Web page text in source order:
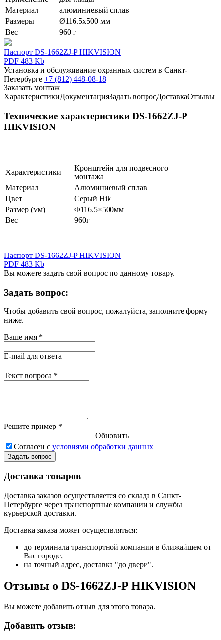
Материал
алюминиевый сплав
Размеры
Ø116.5х500 мм
Вес
960 г
Паспорт DS-1662ZJ-P HIKVISION
PDF 483 Kb
Установка и обслуживание охранных систем в Санкт-
Петербурге +7 (812) 448-08-18
Заказать монтаж
ХарактеристикиДокументацияЗадать вопросДоставкаОтзывы
Технические характеристики DS-1662ZJ-P
HIKVISION
Характеристики
Кронштейн для подвесного
монтажа
Материал
Алюминиевый сплав
Цвет
Серый Hik
Размер (мм)
Φ116.5×500мм
Вес
960г
Паспорт DS-1662ZJ-P HIKVISION
PDF 483 Kb
Вы можете задать свой вопрос по данному товару.
Задать вопрос:
Чтобы добавить свой вопрос, пожалуйста, заполните форму
ниже.
Ваше имя *
E-mail для ответа
Текст вопроса *
Решите пример *
Обновить
Согласен с условиями обработки данных
Задать вопрос
Доставка товаров
Доставка заказов осуществляется со склада в Санкт-
Петербурге через транспортные компании и службы
курьерской доставки.
Доставка заказа может осуществляться:
до терминала транспортной компании в ближайшем от
Вас городе;
на точный адрес, доставка "до двери".
Отзывы о DS-1662ZJ-P HIKVISION
Вы можете добавить отзыв для этого товара.
Добавить отзыв: